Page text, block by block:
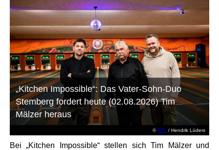
©RTL / Hendrik Lüders
„Kitchen Impossible“: Das Vater-Sohn-Duo
Stemberg fordert heute (02.08.2026) Tim
Mälzer heraus
Bei „Kitchen Impossible“ stellen sich Tim Mälzer und